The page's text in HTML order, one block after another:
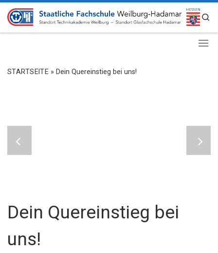
ZUM INHALT SPRINGEN
STARTSEITE » Dein Quereinstieg bei uns!
Dein Quereinstieg bei
uns!